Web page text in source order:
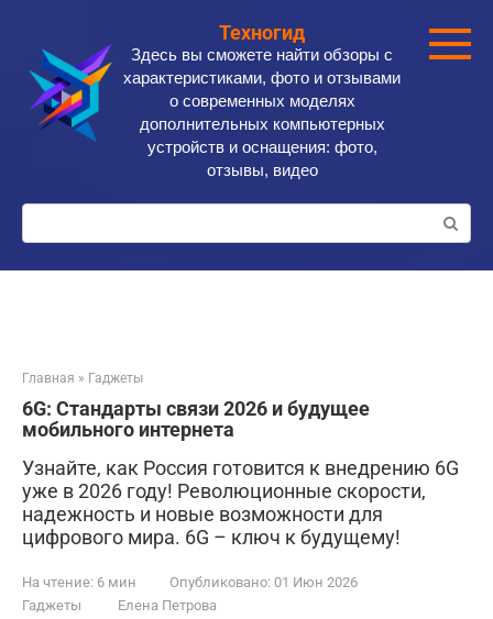
контенту
Техногид
Здесь вы сможете найти обзоры с
характеристиками, фото и отзывами
о современных моделях
дополнительных компьютерных
устройств и оснащения: фото,
отзывы, видео
Поиск:
Главная » Гаджеты
6G: Стандарты связи 2026 и будущее
мобильного интернета
Узнайте, как Россия готовится к внедрению 6G
уже в 2026 году! Революционные скорости,
надежность и новые возможности для
цифрового мира. 6G – ключ к будущему!
На чтение: 6 мин Опубликовано: 01 Июн 2026
Гаджеты
Елена Петрова